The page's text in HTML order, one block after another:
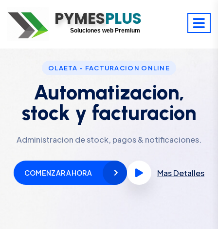
PYMESPLUS
Digitaliza tu éxito
Soluciones web Premium
OLAETA - FACTURACION ONLINE
Automatizacion,
stock y facturacion
Administracion de stock, pagos & notificaciones.
COMENZAR AHORA Mas Detalles